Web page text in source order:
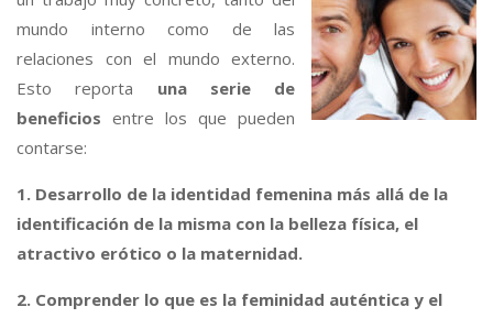
mundo interno como de las
relaciones con el mundo externo.
Esto reporta una serie de
beneficios entre los que pueden
contarse:
1. Desarrollo de la identidad femenina más allá de la
identificación de la misma con la belleza física, el
atractivo erótico o la maternidad.
2. Comprender lo que es la feminidad auténtica y el